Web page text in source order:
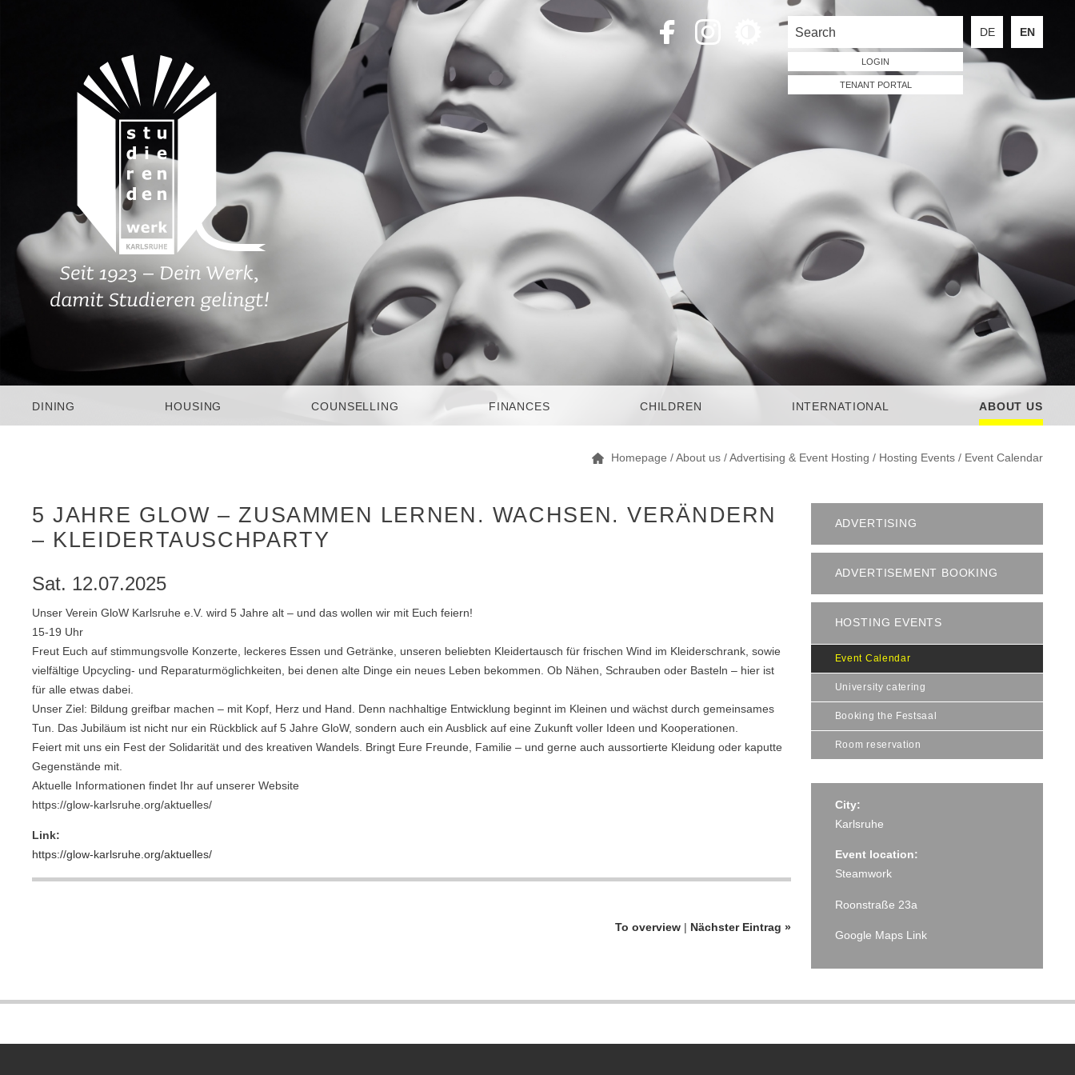
LOGIN
TENANT PORTAL
DE EN
DINING HOUSING COUNSELLING FINANCES CHILDREN INTERNATIONAL ABOUT US
Homepage / About us / Advertising & Event Hosting / Hosting Events / Event Calendar
5 JAHRE GLOW – ZUSAMMEN LERNEN. WACHSEN. VERÄNDERN
– KLEIDERTAUSCHPARTY
Sat. 12.07.2025
Unser Verein GloW Karlsruhe e.V. wird 5 Jahre alt – und das wollen wir mit Euch feiern!
15-19 Uhr
Freut Euch auf stimmungsvolle Konzerte, leckeres Essen und Getränke, unseren beliebten Kleidertausch für frischen Wind im Kleiderschrank, sowie
vielfältige Upcycling- und Reparaturmöglichkeiten, bei denen alte Dinge ein neues Leben bekommen. Ob Nähen, Schrauben oder Basteln – hier ist
für alle etwas dabei.
Unser Ziel: Bildung greifbar machen – mit Kopf, Herz und Hand. Denn nachhaltige Entwicklung beginnt im Kleinen und wächst durch gemeinsames
Tun. Das Jubiläum ist nicht nur ein Rückblick auf 5 Jahre GloW, sondern auch ein Ausblick auf eine Zukunft voller Ideen und Kooperationen.
Feiert mit uns ein Fest der Solidarität und des kreativen Wandels. Bringt Eure Freunde, Familie – und gerne auch aussortierte Kleidung oder kaputte
Gegenstände mit.
Aktuelle Informationen findet Ihr auf unserer Website
https://glow-karlsruhe.org/aktuelles/
Link:
https://glow-karlsruhe.org/aktuelles/
To overview| Nächster Eintrag »
ADVERTISING
ADVERTISEMENT BOOKING
HOSTING EVENTS
Event Calendar
University catering
Booking the Festsaal
Room reservation
City:
Karlsruhe
Event location:
Steamwork
Roonstraße 23a
Google Maps Link